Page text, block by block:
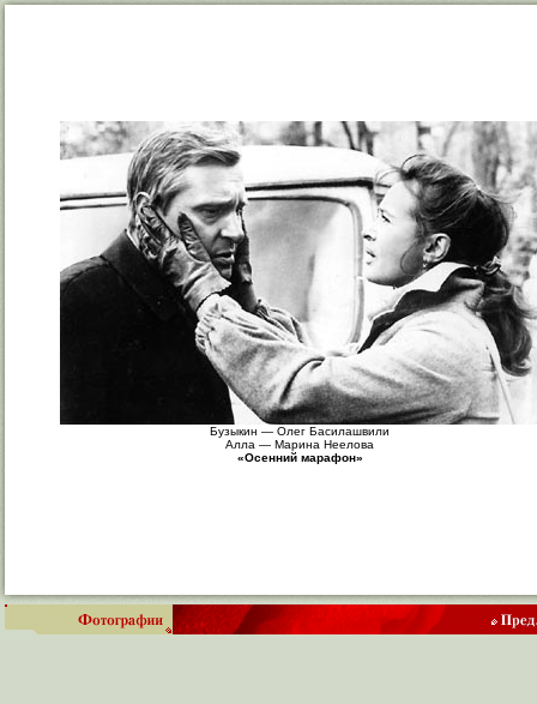
Бузыкин — Олег Басилашвили
Алла — Марина Неелова
«Осенний марафон»